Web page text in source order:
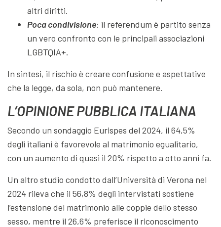
altri diritti.
Poca condivisione: il referendum è partito senza
un vero confronto con le principali associazioni
LGBTQIA+.
In sintesi, il rischio è creare confusione e aspettative
che la legge, da sola, non può mantenere.
L’OPINIONE PUBBLICA ITALIANA
Secondo un sondaggio Eurispes del 2024, il 64,5%
degli italiani è favorevole al matrimonio egualitario,
con un aumento di quasi il 20% rispetto a otto anni fa.
Un altro studio condotto dall’Università di Verona nel
2024 rileva che il 56,8% degli intervistati sostiene
l’estensione del matrimonio alle coppie dello stesso
sesso, mentre il 26,6% preferisce il riconoscimento